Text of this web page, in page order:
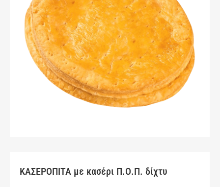
ΚΑΣΕΡΟΠΙΤΑ με κασέρι Π.Ο.Π. δίχτυ